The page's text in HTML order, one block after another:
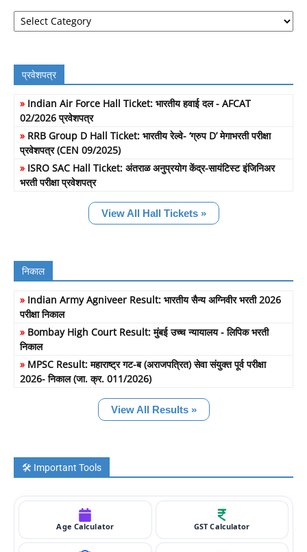
Job
Filter
प्रवेशपत्र
» Indian Air Force Hall Ticket: भारतीय हवाई दल - AFCAT
02/2026 प्रवेशपत्र
» RRB Group D Hall Ticket: भारतीय रेल्वे- ‘ग्रुप D’ मेगाभरती परीक्षा
प्रवेशपत्र (CEN 09/2025)
» ISRO SAC Hall Ticket: अंतराळ अनुप्रयोग केंद्र-सायंटिस्ट इंजिनिअर
भरती परीक्षा प्रवेशपत्र
View All Hall Tickets »
निकाल
» Indian Army Agniveer Result: भारतीय सैन्य अग्निवीर भरती 2026
परीक्षा निकाल
» Bombay High Court Result: मुंबई उच्च न्यायालय - लिपिक भरती
निकाल
» MPSC Result: महाराष्ट्र गट-ब (अराजपत्रित) सेवा संयुक्त पूर्व परीक्षा
2026- निकाल (जा. क्र. 011/2026)
View All Results »
🛠️ Important Tools
Age Calculator GST Calculator